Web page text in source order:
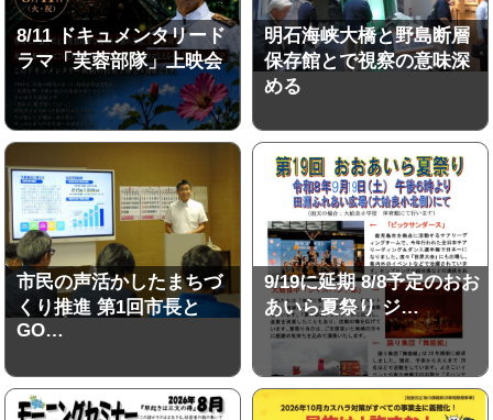
8/11 ドキュメンタリード
ラマ「芙蓉部隊」上映会
明石海峡大橋と野島断層
保存館とで視察の意味深
める
市民の声活かしたまちづ
くり推進 第1回市長と
GO…
9/19に延期 8/8予定のおお
あいら夏祭り ジ…